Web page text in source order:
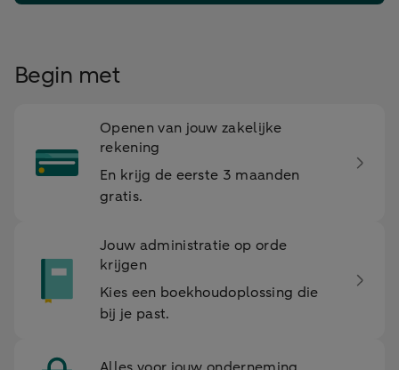
Begin met
Openen van jouw zakelijke
rekening
En krijg de eerste 3 maanden
gratis.
Jouw administratie op orde
krijgen
Kies een boekhoudoplossing die
bij je past.